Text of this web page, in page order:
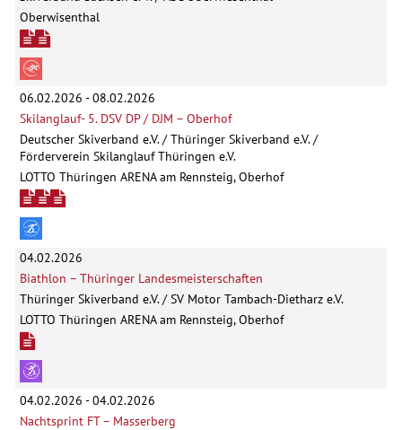
Oberwisenthal
06.02.2026 - 08.02.2026
Skilanglauf- 5. DSV DP / DJM – Oberhof
Deutscher Skiverband e.V. / Thüringer Skiverband e.V. /
Förderverein Skilanglauf Thüringen e.V.
LOTTO Thüringen ARENA am Rennsteig, Oberhof
04.02.2026
Biathlon – Thüringer Landesmeisterschaften
Thüringer Skiverband e.V. / SV Motor Tambach-Dietharz e.V.
LOTTO Thüringen ARENA am Rennsteig, Oberhof
04.02.2026 - 04.02.2026
Nachtsprint FT – Masserberg